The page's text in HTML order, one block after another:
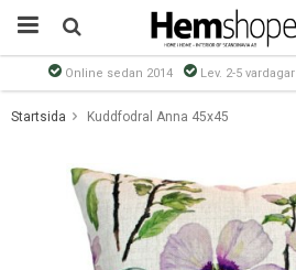
Online sedan 2014 Lev. 2-5 vardagar
Startsida Kuddfodral Anna 45x45